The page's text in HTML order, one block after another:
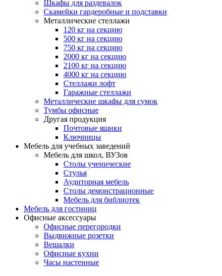
Шкафы для раздевалок
Скамейки гардеробные и подставки
Металлические стеллажи
120 кг на секцию
500 кг на секцию
750 кг на секцию
2000 кг на секцию
2100 кг на секцию
4000 кг на секцию
Стеллажи лофт
Гаражные стеллажи
Металлические шкафы для сумок
Тумбы офисные
Другая продукция
Почтовые ящики
Ключницы
Мебель для учебных заведений
Мебель для школ, ВУЗов
Столы ученические
Стулья
Аудиторная мебель
Столы демонстрационные
Мебель для библиотек
Мебель для гостиниц
Офисные аксессуары
Офисные перегородки
Выдвижные розетки
Вешалки
Офисные кухни
Часы настенные